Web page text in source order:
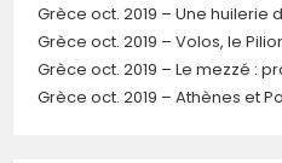
Grèce oct. 2019 – Une huilerie
Grèce oct. 2019 – Volos, le
Grèce oct. 2019 – Le mezzé :
Grèce oct. 2019 – Athènes et